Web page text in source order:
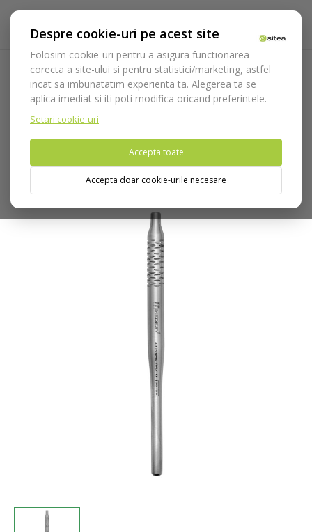
Despre cookie-uri pe acest site
Folosim cookie-uri pentru a asigura functionarea
corecta a site-ului si pentru statistici/marketing, astfel
incat sa imbunatatim experienta ta. Alegerea ta se
aplica imediat si iti poti modifica oricand preferintele.
Setari cookie-uri
Accepta toate
Accepta doar cookie-urile necesare
Acasa Instrumentar
Diagnostic, parodontologie si
restaurare
Diagnostic Manere oglinzi
Maner Oglinzi cod
4905/8 MV
Nu puteti plasa comenzi din tara din care accesati website-ul
(United States).